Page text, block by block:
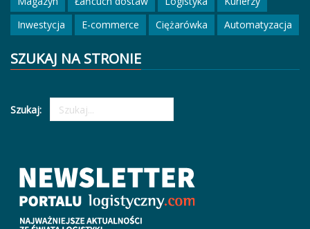
Inwestycja
E-commerce Ciężarówka Automatyzacja
SZUKAJ NA STRONIE
Szukaj: